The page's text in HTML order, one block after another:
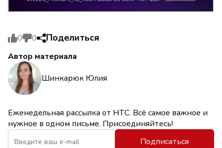
0 0 Поделиться
Автор материала
Шинкарюк Юлия
Еженедельная рассылка от НТС. Всё самое важное и
нужное в одном письме. Присоединяйтесь!
Подписаться